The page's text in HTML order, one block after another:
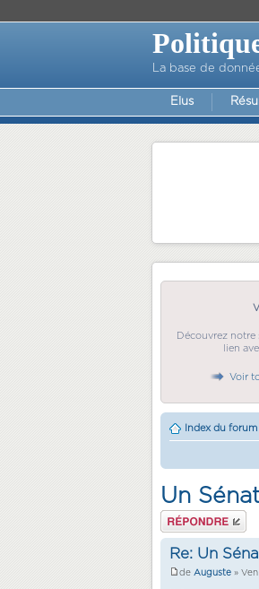
La base de
Elus
Découvrez notre
lien
Voir
Index du forum
Un
Répondre
Re: Un
de Auguste » Ven